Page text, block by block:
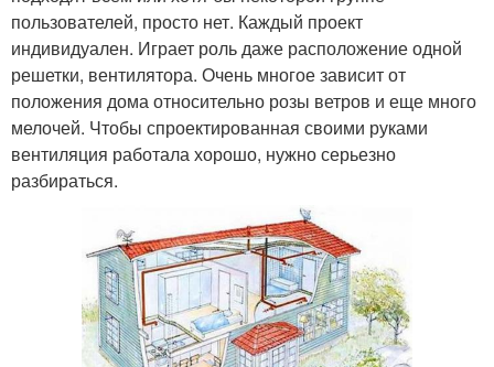
пользователей, просто нет. Каждый проект
индивидуален. Играет роль даже расположение одной
решетки, вентилятора. Очень многое зависит от
положения дома относительно розы ветров и еще много
мелочей. Чтобы спроектированная своими руками
вентиляция работала хорошо, нужно серьезно
разбираться.